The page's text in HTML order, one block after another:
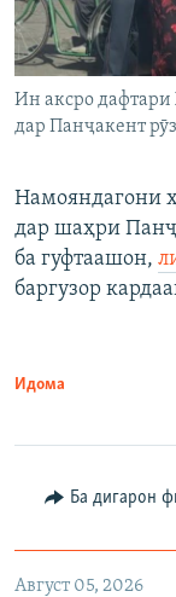
Ин аксро
дар Панҷакент
Намояндагони
дар шаҳри
ба гуфтаашон,
баргузор
Идома
Ба дигарон
Август 05, 2026